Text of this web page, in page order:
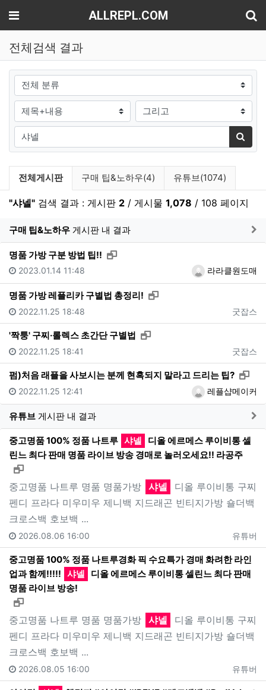
메뉴 ALLREPL.COM
전체검색 결과
그룹
검색조건 검색방법
검색어
검색
검색 게시판 목록
전체게시판 구매 팁&노하우(4) 유튜브(1074)
"샤넬" 검색 결과 : 게시판 2 / 게시물 1,078 / 108 페이지
구매 팁&노하우 게시판 내 결과
명품 가방 구분 방법 팁!! 새창으로 보기
라라클원도매
2023.01.14 11:48
명품 가방 레플리카 구별법 총정리! 새창으로 보기
굿잡스
2022.11.25 18:48
'짝퉁' 구찌·롤렉스 초간단 구별법 새창으로 보기
굿잡스
2022.11.25 18:41
펌)처음 래플을 사보시는 분께 현혹되지 말라고 드리는 팁? 새
레플샵메이커
2022.11.25 12:41
유튜브 게시판 내 결과
중고명품 100% 정품 나트루 샤넬
디올 에르메스 루이비통 셀
린느 최다 판매 명품 라이브 방송 경매로 놀러오세요!! 라공주
새창으로 보기
중고명품 나트루 명품 명품가방 샤넬
디올 루이비통 구찌
펜디 프라다 미우미우 제니백 지드래곤 빈티지가방 숄더백
크로스백 호보백 ...
유튜버
2026.08.06 16:00
중고명품 100% 정품 나트루경화 픽 수요특가 경매 화려한 라인
업과 함께!!!!! 샤넬
디올 에르메스 루이비통 셀린느 최다 판매
명품 라이브 방송!
새창으로 보기
중고명품 나트루 명품 명품가방 샤넬
디올 루이비통 구찌
펜디 프라다 미우미우 제니백 지드래곤 빈티지가방 숄더백
크로스백 호보백 ...
유튜버
2026.08.05 16:00